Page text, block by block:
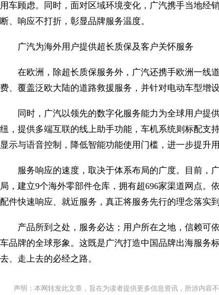
用车顾虑。同时，面对区域环境变化，广汽携手当地经
断、响应不打折，彰显品牌服务温度。
广汽为海外用户提供超长质保及客户关怀服务
在欧洲，除超长质保服务外，广汽还携手欧洲一线
费、覆盖泛欧大陆的道路救援服务，并针对电动车型增
同时，广汽以领先的数字化服务能力为全球用户提
纽，提供多端互联的线上助手功能，车机系统则标配支
显示与语音控制，降低智能功能使用门槛，进一步提升
服务响应的速度，取决于体系布局的广度。目前，
局，建立9个海外零部件仓库，拥有超696家渠道网点。
配件快速响应、就近服务，真正将服务先行的理念落实
产品所到之处，服务必达；用户所在之地，信赖可
车品牌的全球形象。这既是广汽打造中国品牌出海服务
去、走上去的必经之路。
声明：本网转发此文章，旨在为读者提供更多信息资讯，所涉内容